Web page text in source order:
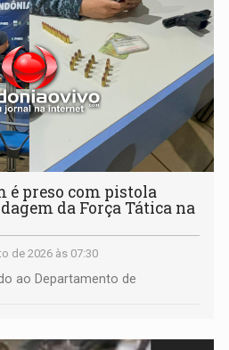
é preso com pistola
da Força Tática na
de 2026 às 07:30
ao Departamento de